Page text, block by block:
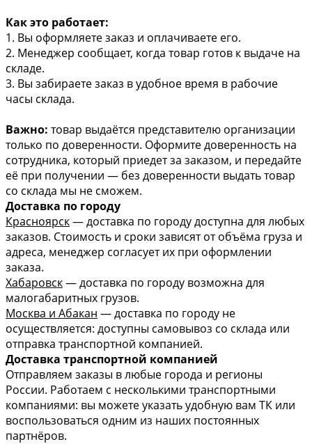
Как это работает:
1. Вы оформляете заказ и оплачиваете его.
2. Менеджер сообщает, когда товар готов к выдаче на
складе.
3. Вы забираете заказ в удобное время в рабочие
часы склада.
Важно: товар выдаётся представителю организации
только по доверенности. Оформите доверенность на
сотрудника, который приедет за заказом, и передайте
её при получении — без доверенности выдать товар
со склада мы не сможем.
Доставка по городу
Красноярск— доставка по городу доступна для любых
заказов. Стоимость и сроки зависят от объёма груза и
адреса, менеджер согласует их при оформлении
заказа.
Хабаровск— доставка по городу возможна для
малогабаритных грузов.
Москва и Абакан — доставка по городу не
осуществляется: доступны самовывоз со склада или
отправка транспортной компанией.
Доставка транспортной компанией
Отправляем заказы в любые города и регионы
России. Работаем с несколькими транспортными
компаниями: вы можете указать удобную вам ТК или
воспользоваться одним из наших постоянных
партнёров.